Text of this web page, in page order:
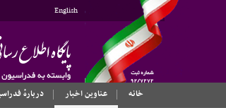
English
خانه
عناوین اخبار دربارهٔ